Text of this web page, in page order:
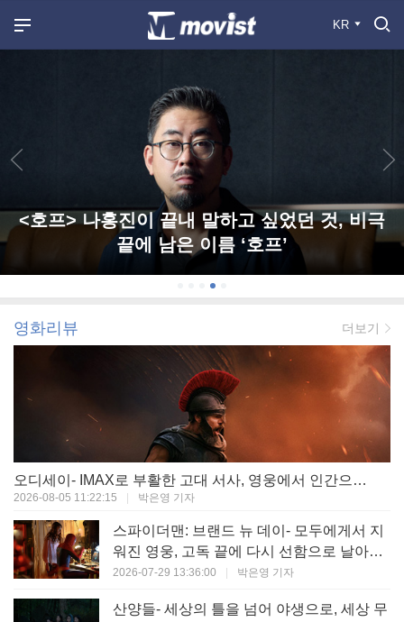
KR
<호프> 나홍진이 끝내 말하고 싶었던 것, 비극
끝에 남은 이름 ‘호프’
영화리뷰 더보기
오디세이- IMAX로 부활한 고대 서사, 영웅에서 인간으로의 귀환 (오락성 9 | 작품성 9)
2026-08-05 11:22:15 박은영 기자
스파이더맨: 브랜드 뉴 데이- 모두에게서 지
워진 영웅, 고독 끝에 다시 선함으로 날아오
르다 (오락성 8 | 작품성 8)
2026-07-29 13:36:00 박은영 기자
산양들- 세상의 틀을 넘어 야생으로, 세상 무